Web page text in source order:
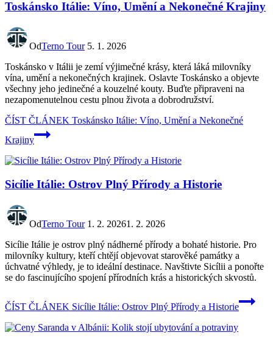
Toskánsko Itálie: Víno, Umění a Nekonečné Krajiny
OdTerno Tour 5. 1. 2026
Toskánsko v Itálii je zemí výjimečné krásy, která láká milovníky
vína, umění a nekonečných krajinek. Oslavte Toskánsko a objevte
všechny jeho jedinečné a kouzelné kouty. Buďte připraveni na
nezapomenutelnou cestu plnou života a dobrodružství.
ČÍST ČLÁNEK Toskánsko Itálie: Víno, Umění a Nekonečné
Krajiny
Sicílie Itálie: Ostrov Plný Přírody a Historie
OdTerno Tour 1. 2. 20261. 2. 2026
Sicílie Itálie je ostrov plný nádherné přírody a bohaté historie. Pro
milovníky kultury, kteří chtějí objevovat starověké památky a
úchvatné výhledy, je to ideální destinace. Navštivte Sicílii a ponořte
se do fascinujícího spojení přírodních krás a historických skvostů.
ČÍST ČLÁNEK Sicílie Itálie: Ostrov Plný Přírody a Historie